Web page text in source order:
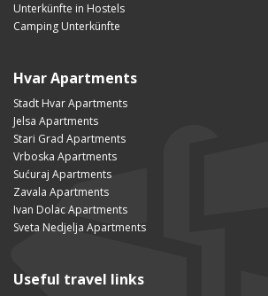
Unterkünfte in Hostels
Camping Unterkünfte
Hvar Apartments
Stadt Hvar Apartments
Jelsa Apartments
Stari Grad Apartments
Vrboska Apartments
Sućuraj Apartments
Zavala Apartments
Ivan Dolac Apartments
Sveta Nedjelja Apartments
Useful travel links